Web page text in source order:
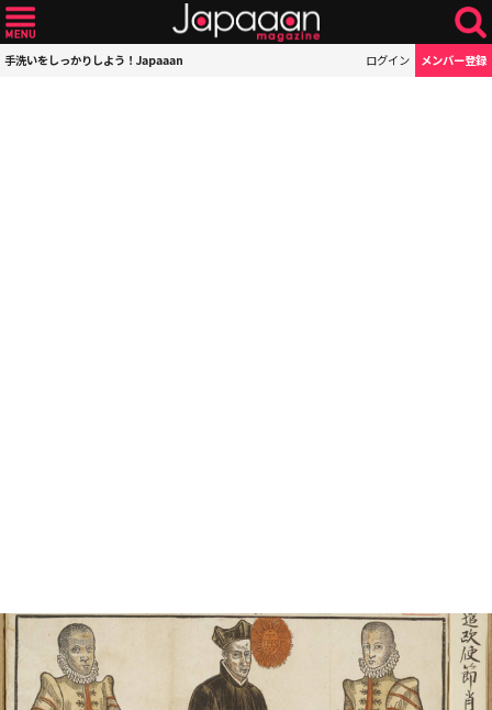
手洗いをしっかりしよう！Japaaan ログイン メンバー登録